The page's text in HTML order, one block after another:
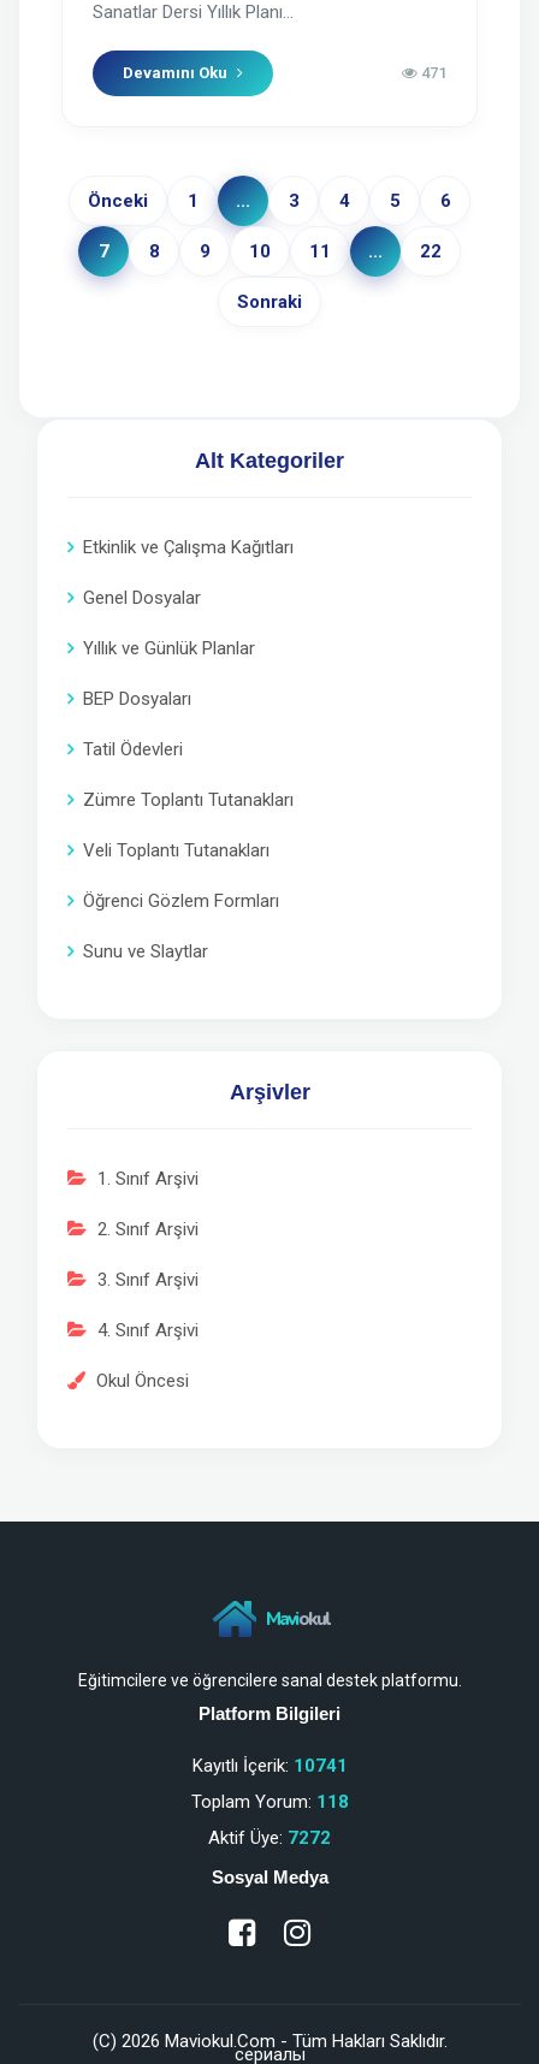
Sanatlar Dersi Yıllık Planı...
Devamını Oku 471
Önceki 1 ... 3 4 5 6
7 8 9 10 11 ... 22
Sonraki
Alt Kategoriler
Etkinlik ve Çalışma Kağıtları
Genel Dosyalar
Yıllık ve Günlük Planlar
BEP Dosyaları
Tatil Ödevleri
Zümre Toplantı Tutanakları
Veli Toplantı Tutanakları
Öğrenci Gözlem Formları
Sunu ve Slaytlar
Arşivler
1. Sınıf Arşivi
2. Sınıf Arşivi
3. Sınıf Arşivi
4. Sınıf Arşivi
Okul Öncesi
Maviokul
Eğitimcilere ve öğrencilere sanal destek platformu.
Platform Bilgileri
Kayıtlı İçerik: 10741
Toplam Yorum: 118
Aktif Üye: 7272
Sosyal Medya
(C) 2026 Maviokul.Com - Tüm Hakları Saklıdır.
сериалы